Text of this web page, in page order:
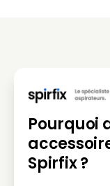
Pourquoi
Spirfix ?